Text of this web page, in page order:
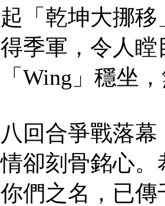
起「乾坤大挪
得季軍，令人
「Wing」穩坐
八回合爭戰落
情卻刻骨銘心
你們之名，已傳